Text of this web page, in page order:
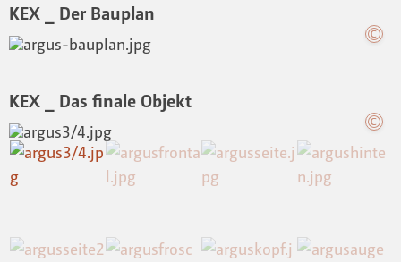
KEX _ Der Bauplan
KEX _ Das finale Objekt